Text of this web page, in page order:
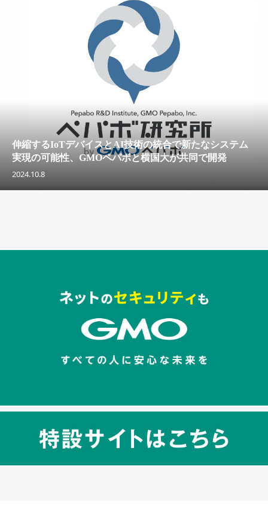
伸縮するIoTデバイスとAI技術の統合で新たなシステム
実現の可能性、GMOペパボと横国大が共同で開発
2024.10.8
セキュリティキャンペーンでのバナー